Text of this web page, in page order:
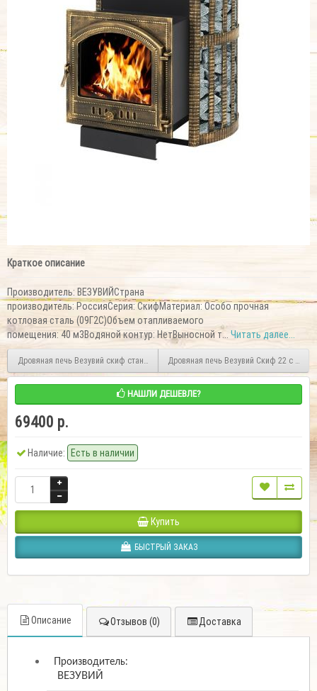
Краткое описание
Производитель: ВЕЗУВИЙСтрана
производитель: РоссияСерия: СкифМатериал: Особо прочная
котловая сталь (09Г2С)Объем отапливаемого
помещения: 40 м3Водяной контур: НетВыносной т... Читать далее...
Дровяная печь Везувий скиф стандарт 38 (218)Дровяная печь Везувий Скиф 22 с
НАШЛИ ДЕШЕВЛЕ?
69400 р.
Наличие: Есть в наличии
Купить
БЫСТРЫЙ ЗАКАЗ
Описание Отзывов (0) Доставка
Производитель:
ВЕЗУВИЙ